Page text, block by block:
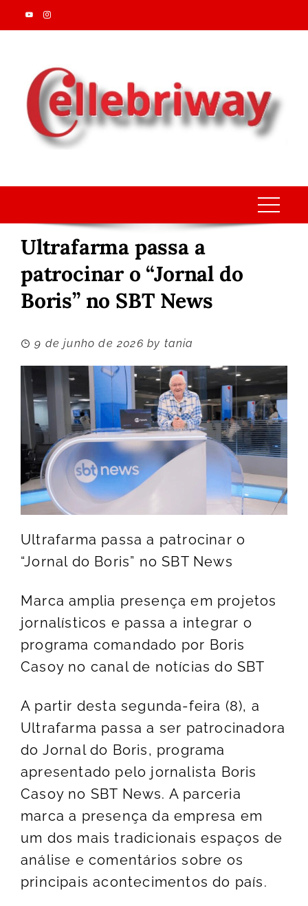
Skip
to
Ultrafarma passa a
patrocinar o “Jornal do
Boris” no SBT News
9 de junho de 2026 by tania
Ultrafarma passa a patrocinar o
“Jornal do Boris” no SBT News
Marca amplia presença em projetos
jornalísticos e passa a integrar o
programa comandado por Boris
Casoy no canal de notícias do SBT
A partir desta segunda-feira (8), a
Ultrafarma passa a ser patrocinadora
do Jornal do Boris, programa
apresentado pelo jornalista Boris
Casoy no SBT News. A parceria
marca a presença da empresa em
um dos mais tradicionais espaços de
análise e comentários sobre os
principais acontecimentos do país.